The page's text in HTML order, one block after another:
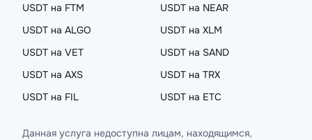
USDT на FTM
USDT на NEAR
USDT на ALGO
USDT на XLM
USDT на VET
USDT на SAND
USDT на AXS
USDT на TRX
USDT на FIL
USDT на ETC
Данная услуга недоступна лицам, находящимся,